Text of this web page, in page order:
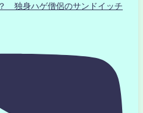
独身ハゲ僧侶のサンドイッチ